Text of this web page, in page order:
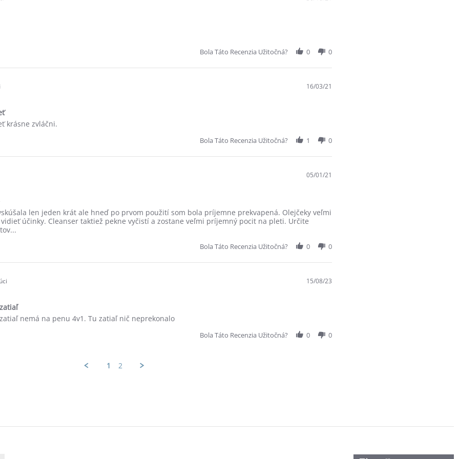
Bola Táto Recenzia Užitočná? 0 0
16/03/21
krásne zvláčni.
Bola Táto Recenzia Užitočná? 1 0
05/01/21
len jeden krát ale hneď po prvom použití som bola príjemne prekvapená. Olejčeky veľmi
účinky. Cleanser taktiež pekne vyčistí a zostane veľmi príjemný pocit na pleti. Určite
Bola Táto Recenzia Užitočná? 0 0
15/08/23
nemá na penu 4v1. Tu zatiaľ nič neprekonalo
Bola Táto Recenzia Užitočná? 0 0
1 2